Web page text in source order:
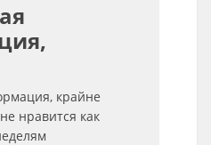
крайне
нравится как